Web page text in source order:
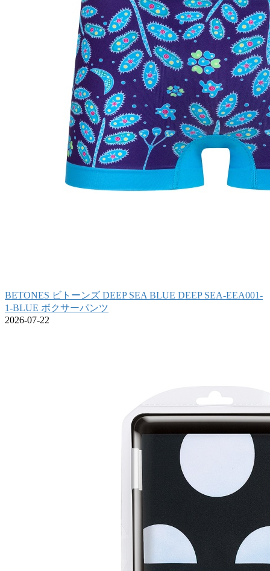
BETONES ビトーンズ DEEP SEA BLUE DEEP SEA-EEA001-
1-BLUE ボクサーパンツ
2026-07-22